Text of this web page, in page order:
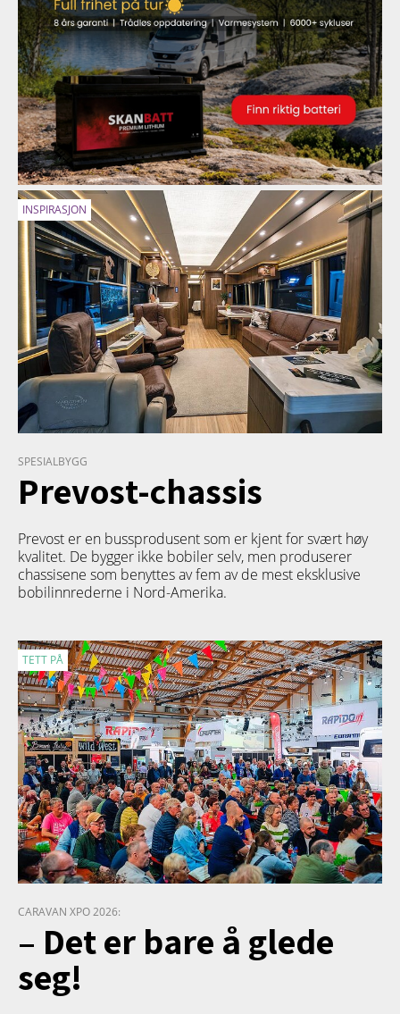
INSPIRASJON
SPESIALBYGG
Prevost-chassis
Prevost er en bussprodusent som er kjent for svært høy
kvalitet. De bygger ikke bobiler selv, men produserer
chassisene som benyttes av fem av de mest eksklusive
bobilinnrederne i Nord-Amerika.
TETT PÅ
CARAVAN XPO 2026:
– Det er bare å glede
seg!